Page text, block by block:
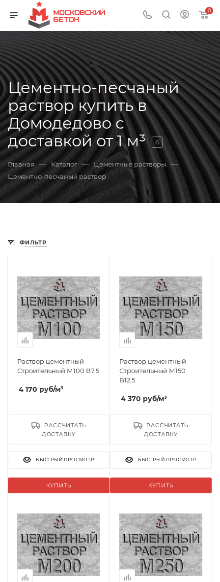
0
Цементно-песчаный
раствор купить в
Домодедово с
доставкой от 1 м³
6
Главная — Каталог — Цементные растворы —
Цементно-песчаный раствор
ФИЛЬТР
Раствор цементный
Строительный М100 B7,5
4 170 руб/м³
КУПИТЬ
РАССЧИТАТЬ
ДОСТАВКУ
БЫСТРЫЙ ПРОСМОТР
Раствор цементный
Строительный М150
B12,5
4 370 руб/м³
КУПИТЬ
РАССЧИТАТЬ
ДОСТАВКУ
БЫСТРЫЙ ПРОСМОТР